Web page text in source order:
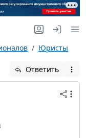
Юристы
Ответить